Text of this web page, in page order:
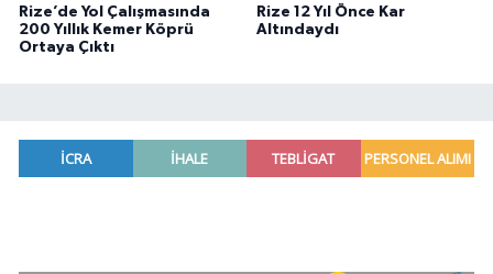
Rize’de Yol Çalışmasında
200 Yıllık Kemer Köprü
Ortaya Çıktı
Rize 12 Yıl Önce Kar
Altındaydı